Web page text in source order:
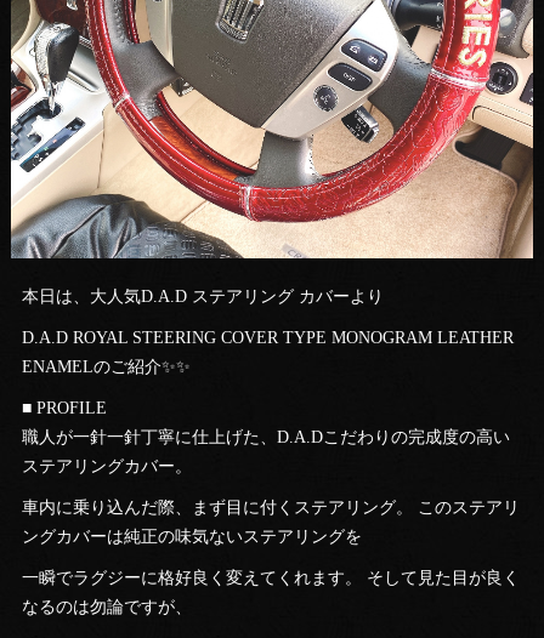
本日は、大人気D.A.D ステアリング カバーより
D.A.D ROYAL STEERING COVER TYPE MONOGRAM LEATHER
ENAMELのご紹介✨✨
■ PROFILE
職人が一針一針丁寧に仕上げた、D.A.Dこだわりの完成度の高い
ステアリングカバー。
車内に乗り込んだ際、まず目に付くステアリング。 このステアリ
ングカバーは純正の味気ないステアリングを
一瞬でラグジーに格好良く変えてくれます。 そして見た目が良く
なるのは勿論ですが、